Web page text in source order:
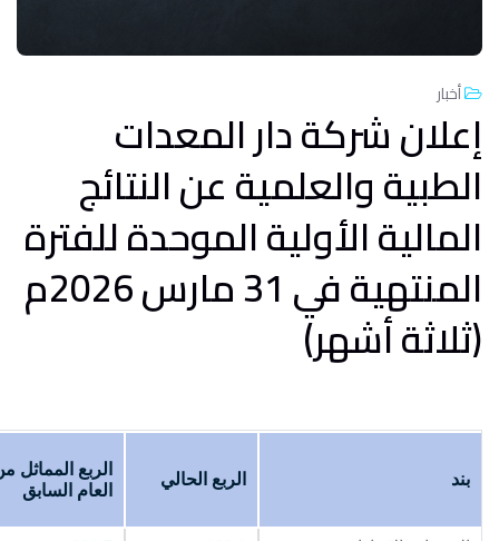
أخبار
إعلان شركة دار المعدات
الطبية والعلمية عن النتائج
المالية الأولية الموحدة للفترة
المنتهية في 31 مارس 2026م
(ثلاثة أشهر)
بند الربع الحالي
الربع المماثل
العام السابق